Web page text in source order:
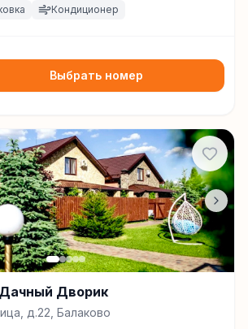
Кондиционер
Выбрать номер
Дворик
д.22, Балаково